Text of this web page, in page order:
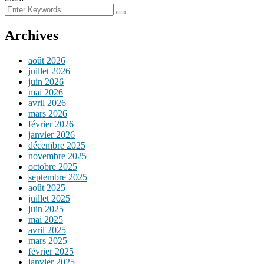
Archives
août 2026
juillet 2026
juin 2026
mai 2026
avril 2026
mars 2026
février 2026
janvier 2026
décembre 2025
novembre 2025
octobre 2025
septembre 2025
août 2025
juillet 2025
juin 2025
mai 2025
avril 2025
mars 2025
février 2025
janvier 2025